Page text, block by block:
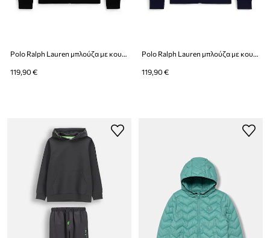
Polo Ralph Lauren μπλούζα με κουκούλα παιδική με βαμβάκι
119,90 €
Polo Ralph Lauren μπλούζα με κουκούλα παιδική με βαμβάκι
119,90 €